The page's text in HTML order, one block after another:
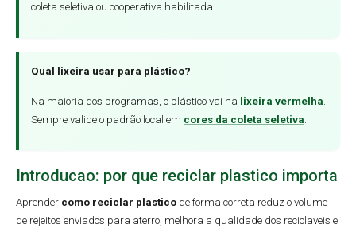
coleta seletiva ou cooperativa habilitada.
Qual lixeira usar para plástico?
Na maioria dos programas, o plástico vai na lixeira vermelha
Sempre valide o padrão local em cores da coleta seletiva
Introducao: por que reciclar plastico importa
Aprender como reciclar plastico de forma correta reduz o volume
de rejeitos enviados para aterro, melhora a qualidade dos reciclaveis e